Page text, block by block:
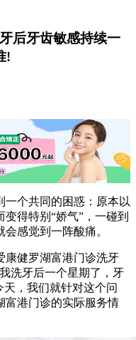
后牙齿敏感持续一
!
个共同的困惑：原本以
得特别“娇气”，一碰到
感觉到一阵酸痛。
健罗湖富港门诊洗牙
洗牙后一个星期了，牙
，我们就针对这个问
富港门诊的实际服务情